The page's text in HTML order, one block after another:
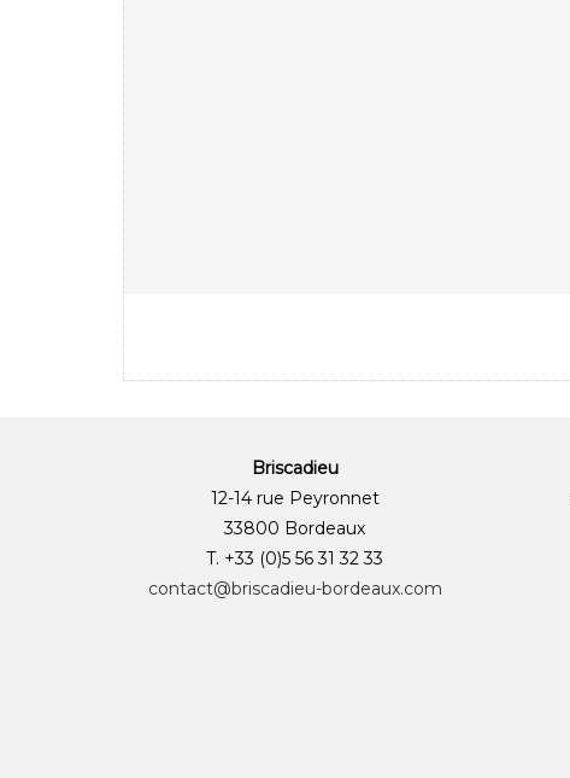
Briscadieu
12-14 rue Peyronnet
33800 Bordeaux
T. +33 (0)5 56 31 32 33
contact@briscadieu-bordeaux.com